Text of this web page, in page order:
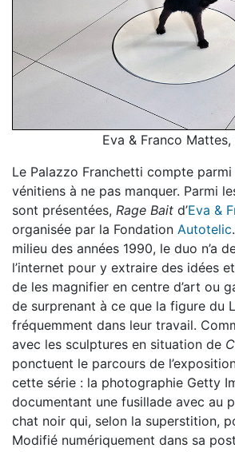
Eva & Franco Mattes,
Le Palazzo Franchetti compte
vénitiens à ne pas manquer. Parmi
sont présentées, Rage Bait d’Eva &
organisée par la Fondation Autotelic
milieu des années 1990, le duo n’a
l’internet pour y extraire des idées
de les magnifier en centre d’art ou
de surprenant à ce que la figure du
fréquemment dans leur travail.
avec les sculptures en situation de
ponctuent le parcours de
cette série : la photographie Getty
documentant une fusillade avec au
chat noir qui, selon la superstition,
Modifié numériquement dans sa